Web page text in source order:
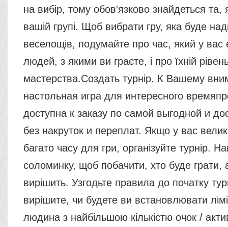
на вибір, тому обов'язково знайдеться та,
вашій групі. Щоб вибрати гру, яка буде
веселощів, подумайте про час, який у вас
людей, з якими ви граєте, і про їхній
мастерства.Создать турнір. К Вашему
настольная игра для интересного
доступна к заказу по самой выгодной и
без накруток и переплат. Якщо у вас
багато часу для гри, організуйте турнір.
соломинку, щоб побачити, хто буде грати,
вирішить. Узгодьте правила до початку
вирішите, чи будете ви встановлювати
людина з найбільшою кількістю очок /